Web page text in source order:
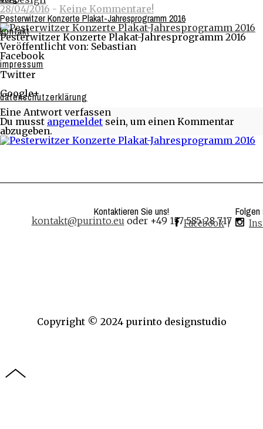
kontakt
impressum
datenschutzerklärung
28/04/2016 - Keine Kommentare!
Pesterwitzer Konzerte Plakat-Jahresprogramm 2016
Pesterwitzer Konzerte Plakat-Jahresprogramm 2016
Veröffentlicht von: Sebastian
Facebook
Share on Facebook
Twitter
Google+
Share on Google+
Eine Antwort verfassen
Du musst angemeldet sein, um einen Kommentar
abzugeben.
Kontaktieren Sie uns!
kontakt@purinto.eu oder +49 157 585 28 717
Folgen
Facebook|
Copyright © 2024 purinto designstudio